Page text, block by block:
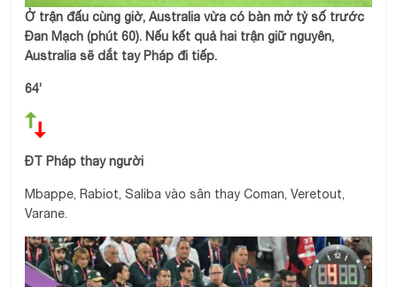
Ở trận đấu cùng giờ, Australia vừa có bàn mở tỷ số trước
Đan Mạch (phút 60). Nếu kết quả hai trận giữ nguyên,
Australia sẽ dắt tay Pháp đi tiếp.
64’
ĐT Pháp thay người
Mbappe, Rabiot, Saliba vào sân thay Coman, Veretout,
Varane.